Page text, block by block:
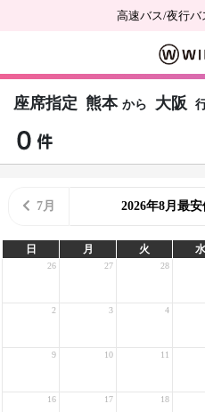
高速バス/夜行バ
座席指定 熊本 から 大阪
7月 2026年8月最
日 月 火 水
26 27 28
2 3 4
9 10 11
16 17 18